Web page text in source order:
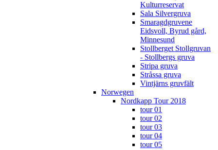
Kulturreservat
Sala Silvergruva
Smaragdgruvene
Eidsvoll, Byrud gård,
Minnesund
Stollberget Stollgruvan
- Stollbergs gruva
Stripa gruva
Stråssa gruva
Vintjärns gruvfält
Norwegen
Nordkapp Tour 2018
tour 01
tour 02
tour 03
tour 04
tour 05